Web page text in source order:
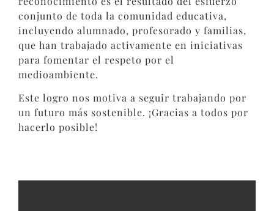
conjunto de toda la comunidad educativa,
incluyendo alumnado, profesorado y familias,
que han trabajado activamente en iniciativas
para fomentar el respeto por el
medioambiente.
Este logro nos motiva a seguir trabajando por
un futuro más sostenible. ¡Gracias a todos por
hacerlo posible!